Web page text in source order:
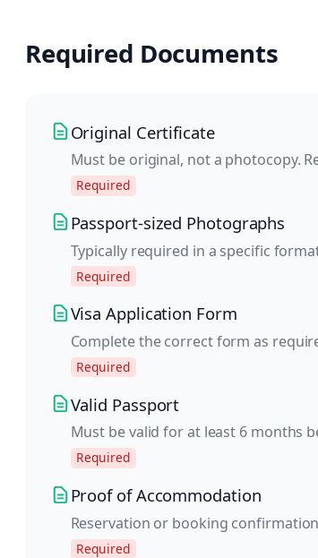
Required Documents
Original Certificate
Must be original, not a photocopy.
Required
Passport-sized Photographs
Typically required in a specific
Required
Visa Application Form
Complete the correct form as
Required
Valid Passport
Must be valid for at least 6 months
Required
Proof of Accommodation
Reservation or booking
Required